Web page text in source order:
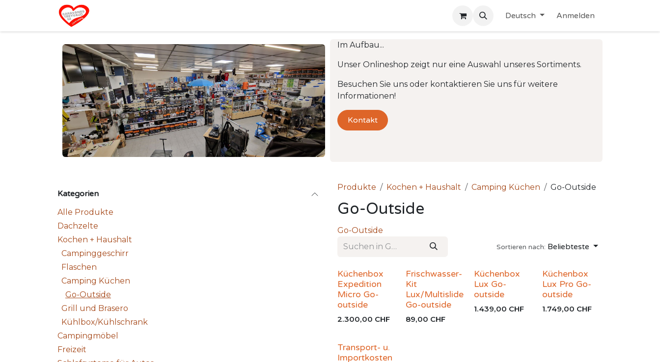
Zum Inhalt springen
Deutsch Anmelden
Im Aufbau...
Unser Onlineshop zeigt nur eine Auswahl unseres Sortiments.
Besuchen Sie uns oder kontaktieren Sie uns für weitere
Informationen!
Kontakt
Kategorien
Alle Produkte
Dachzelte
Kochen + Haushalt
Campinggeschirr
Flaschen
Camping Küchen
Go-Outside
Grill und Brasero
Kühlbox/Kühlschrank
Campingmöbel
Freizeit
Produkte Kochen + Haushalt Camping Küchen Go-Outside
Go-Outside
Go-Outside
Sortieren nach: Beliebteste
Küchenbox
Expedition
Micro Go-
outside
2.300,00 CHF
Frischwasser-
Kit
Lux/Multislide
Go-outside
89,00 CHF
Küchenbox
Lux Go-
outside
1.439,00 CHF
Küchenbox
Lux Pro Go-
outside
1.749,00 CHF
Transport- u.
Importkosten